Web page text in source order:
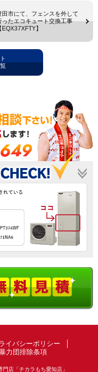
田市にて、フェンスを外して
ったエコキュート交換工事
【EQX37XFTY】
イバシーポリシー
力団排除条項
店「チカラもち愛知店」